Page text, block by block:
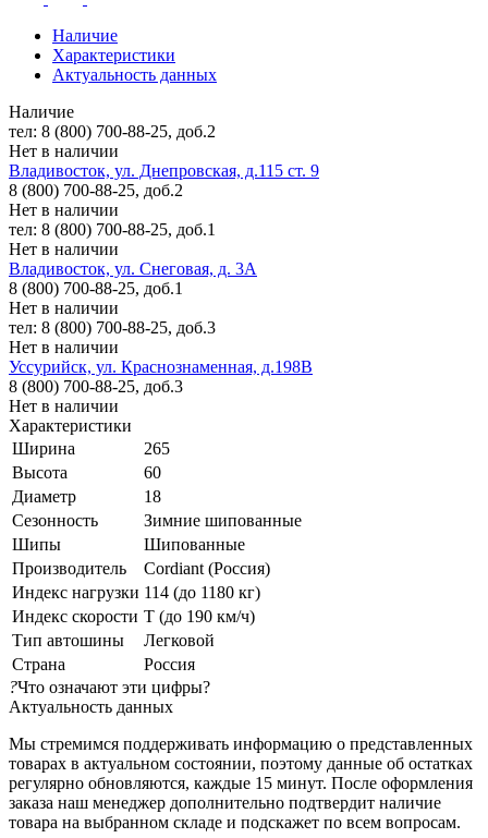
Наличие
Характеристики
Актуальность данных
Наличие
тел: 8 (800) 700-88-25, доб.2
Нет в наличии
Владивосток, ул. Днепровская, д.115 ст. 9
8 (800) 700-88-25, доб.2
Нет в наличии
тел: 8 (800) 700-88-25, доб.1
Нет в наличии
Владивосток, ул. Снеговая, д. 3А
8 (800) 700-88-25, доб.1
Нет в наличии
тел: 8 (800) 700-88-25, доб.3
Нет в наличии
Уссурийск, ул. Краснознаменная, д.198В
8 (800) 700-88-25, доб.3
Нет в наличии
Характеристики
Ширина
265
Высота
60
Диаметр
18
Сезонность
Зимние шипованные
Шипы
Шипованные
Производитель
Cordiant (Россия)
Индекс нагрузки 114 (до 1180 кг)
Индекс скорости T (до 190 км/ч)
Тип автошины
Легковой
Страна
Россия
?Что означают эти цифры?
Актуальность данных
Мы стремимся поддерживать информацию о представленных
товарах в актуальном состоянии, поэтому данные об остатках
регулярно обновляются, каждые 15 минут. После оформления
заказа наш менеджер дополнительно подтвердит наличие
товара на выбранном складе и подскажет по всем вопросам.